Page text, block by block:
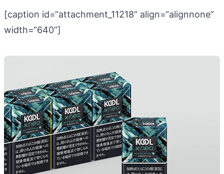
[caption id=“attachment_11218” align=“alignnone”
width=“640”]